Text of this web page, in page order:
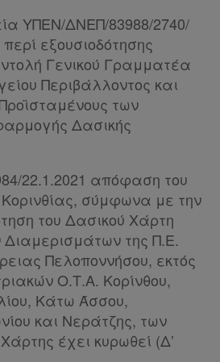
ΥΠΕΝ/ΔΝΕΠ/83988/2740/
εξουσιοδότησης
Γενικού Γραμματέα
Περιβάλλοντος και
των
Δασικής
22.1.2021 απόφαση του
σύμφωνα με την
του Δασικού Χάρτη
της Π.Ε.
Πελοποννήσου, εκτός
Ο.Τ.Α. Κορίνθου,
Κάτω Άσσου,
και Νεράτζης, των
έχει κυρωθεί (Δ’